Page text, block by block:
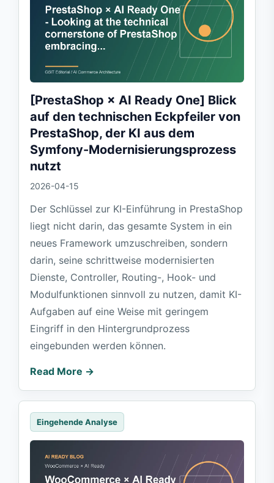
[PrestaShop × AI Ready One] Blick
auf den technischen Eckpfeiler von
PrestaShop, der KI aus dem
Symfony-Modernisierungsprozess
nutzt
2026-04-15
Der Schlüssel zur KI-Einführung in PrestaShop
liegt nicht darin, das gesamte System in ein
neues Framework umzuschreiben, sondern
darin, seine schrittweise modernisierten
Dienste, Controller, Routing-, Hook- und
Modulfunktionen sinnvoll zu nutzen, damit KI-
Aufgaben auf eine Weise mit geringem
Eingriff in den Hintergrundprozess
eingebunden werden können.
Read More →
Eingehende Analyse